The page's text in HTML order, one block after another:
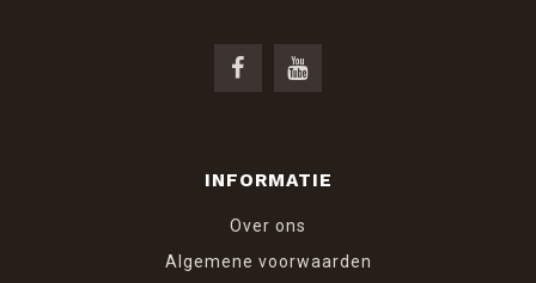
INFORMATIE
Over ons
Algemene voorwaarden